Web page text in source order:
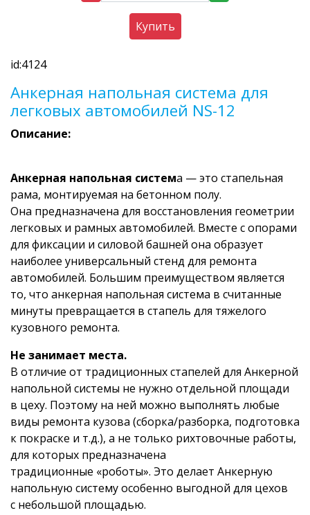
Купить
id:4124
Анкерная напольная система для
легковых автомобилей NS-12
Описание:
Анкерная напольная система — это стапельная
рама, монтируемая на бетонном полу.
Она предназначена для восстановления геометрии
легковых и рамных автомобилей. Вместе с опорами
для фиксации и силовой башней она образует
наиболее универсальный стенд для ремонта
автомобилей. Большим преимуществом является
то, что анкерная напольная система в считанные
минуты превращается в стапель для тяжелого
кузовного ремонта.
Не занимает места.
В отличие от традиционных стапелей для Анкерной
напольной системы не нужно отдельной площади
в цеху. Поэтому на ней можно выполнять любые
виды ремонта кузова (сборка/разборка, подготовка
к покраске и т.д.), а не только рихтовочные работы,
для которых предназначена
традиционные «роботы». Это делает Анкерную
напольную систему особенно выгодной для цехов
с небольшой площадью.